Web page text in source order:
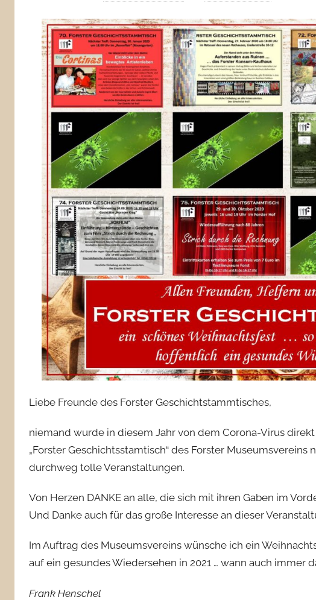
Liebe Freunde des Forster Geschichtstammtisches,
niemand wurde in diesem Jahr von dem Corona-Virus
„Forster Geschichtsstamtisch“ des Forster
durchweg tolle Veranstaltungen.
Von Herzen DANKE an alle, die sich mit ihren Gaben im
Und Danke auch für das große Interesse an dieser
Im Auftrag des Museumsvereins wünsche ich ein
auf ein gesundes Wiedersehen in 2021 … wann auch immer
Frank Henschel